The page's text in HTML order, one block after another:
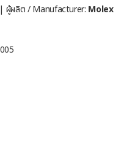
| ผู้ผลิต / Manufacturer: Molex